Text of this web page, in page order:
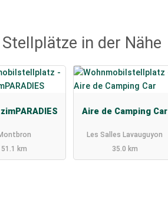
Stellplätze in der Nähe
51.1 km
Aire de Camping Car
Les Salles Lavauguyon
35.0 km